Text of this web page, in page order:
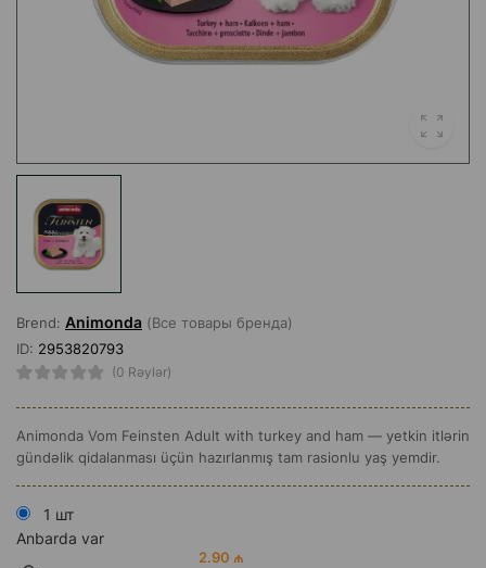
Brend: Animonda (Все товары бренда)
ID: 2953820793
(0 Rəylər)
Animonda Vom Feinsten Adult with turkey and ham — yetkin itlərin
gündəlik qidalanması üçün hazırlanmış tam rasionlu yaş yemdir.
1 шт
Anbarda var
2.90 ₼